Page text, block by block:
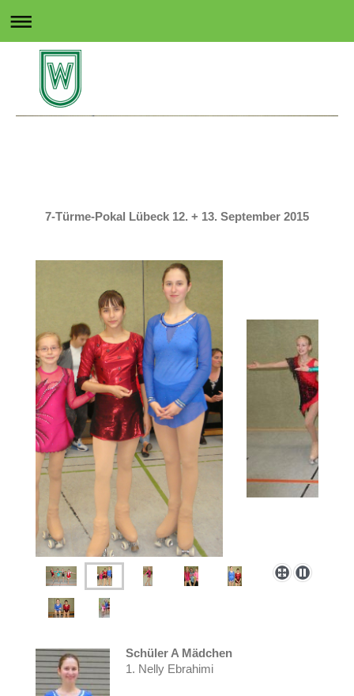
7-Türme-Pokal Lübeck 12. + 13. September 2015
Schüler A Mädchen
1. Nelly Ebrahimi